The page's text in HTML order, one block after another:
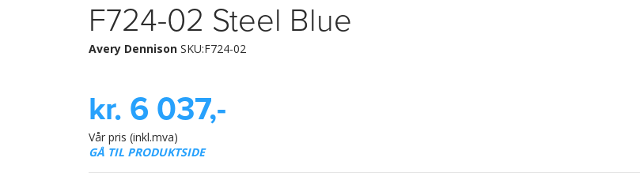
F724-02 Steel Blue
Avery Dennison SKU:F724-02
kr. 6 037,-
Vår pris (inkl.mva)
GÅ TIL PRODUKTSIDE